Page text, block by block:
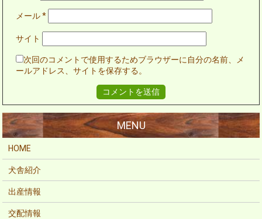
メール*
サイト
次回のコメントで使用するためブラウザーに自分の名前、メ
ールアドレス、サイトを保存する。
HOME
犬舎紹介
出産情報
交配情報